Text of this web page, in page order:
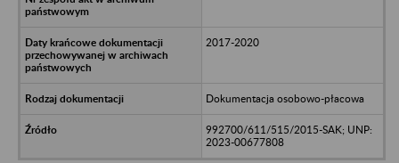
2017-2020
Dokumentacja osobowo-płacowa
992700/611/515/2015-SAK; UNP:
2023-00677808